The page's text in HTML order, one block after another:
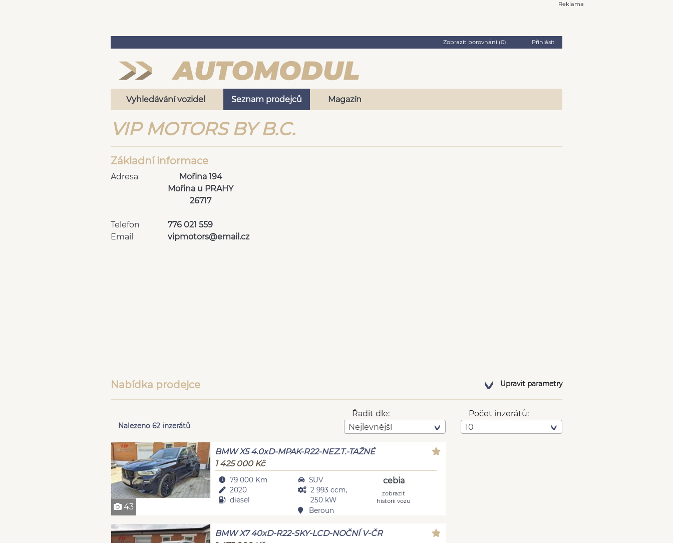
Reklama
Zobrazit porovnání (0) Přihlásit
Vyhledávání vozidel Seznam prodejců Magazín
VIP MOTORS BY B.C.
Základní informace
Adresa
Mořina 194
Mořina u PRAHY
26717
Telefon
776 021 559
Email
vipmotors@email.cz
Nabídka prodejce Upravit parametry
Nalezeno 62 inzerátů
Řadit dle:
Nejlevnější
Počet inzerátů:
10
43
BMW X5 4.0xD-MPAK-R22-NEZ.T.-TAŽNÉ
1 425 000 Kč
79 000 Km
2020
diesel
SUV
2 993 ccm,
250 kW
Beroun
cebia
zobrazit
historii vozu
BMW X7 40xD-R22-SKY-LCD-NOČNÍ V-ČR